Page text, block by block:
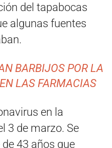
del tapabocas
algunas fuentes
BARBIJOS POR LA
LAS FARMACIAS
en la
3 de marzo. Se
43 años que